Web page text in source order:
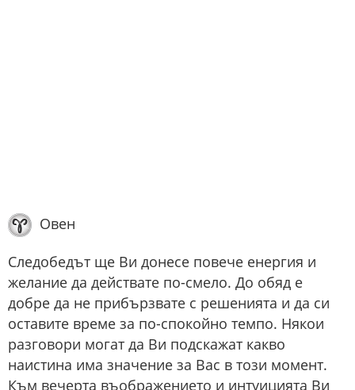
Овен
Следобедът ще Ви донесе повече енергия и
желание да действате по-смело. До обяд е
добре да не прибързвате с решенията и да си
оставите време за по-спокойно темпо. Някои
разговори могат да Ви подскажат какво
наистина има значение за Вас в този момент.
Към вечерта въображението и интуицията Ви